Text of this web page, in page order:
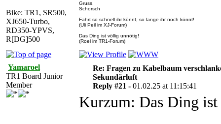
Bike: TR1, SR500,
XJ650-Turbo,
RD350-YPVS,
R[DG]500
Gruss,
Schorsch
Fahrt so schnell ihr könnt, so lange ihr noch könnt!
(Uli Peil im XJ-Forum)
Das Ding ist völlig unnötig!
(Roel im TR1-Forum)
Yamaroel
TR1 Board Junior
Member
Re: Fragen zu Kabelbaum
Sekundärluft
Reply #21 - 01.02.25 at 11:15:41
Kurzum: Das Ding